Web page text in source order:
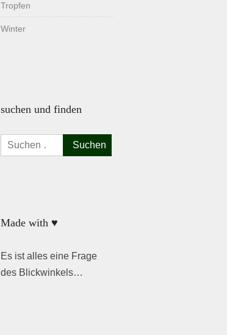
Tropfen
Winter
suchen und finden
Suchen
nach:
Made with ♥
Es ist alles eine Frage
des Blickwinkels…